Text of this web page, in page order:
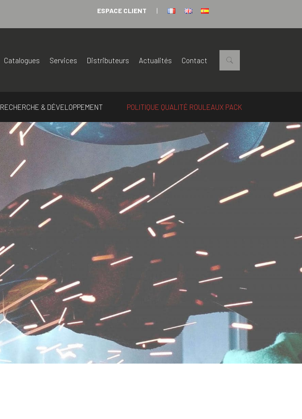
ESPACE CLIENT |
Catalogues Services Distributeurs Actualités Contact
RECHERCHE & DÉVELOPPEMENT POLITIQUE QUALITÉ ROULEAUX PACK